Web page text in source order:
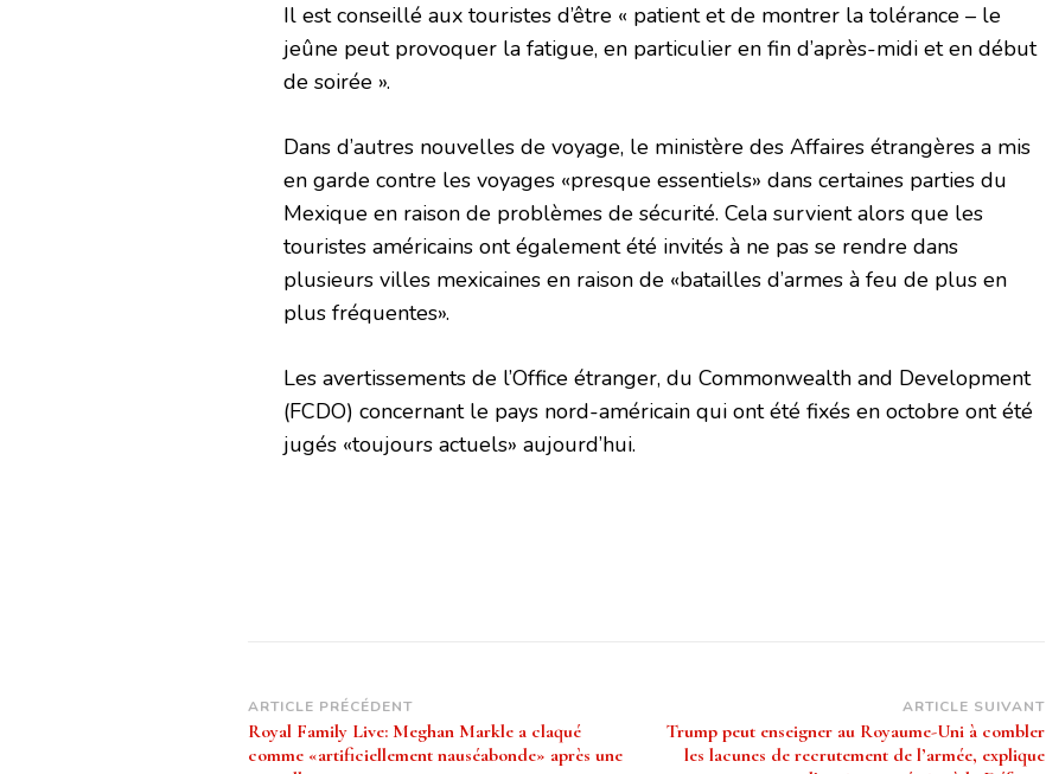
Il est conseillé aux touristes d’être « patient et de montrer la tolérance – le
jeûne peut provoquer la fatigue, en particulier en fin d’après-midi et en début
de soirée ».
Dans d’autres nouvelles de voyage, le ministère des Affaires étrangères a mis
en garde contre les voyages «presque essentiels» dans certaines parties du
Mexique en raison de problèmes de sécurité. Cela survient alors que les
touristes américains ont également été invités à ne pas se rendre dans
plusieurs villes mexicaines en raison de «batailles d’armes à feu de plus en
plus fréquentes».
Les avertissements de l’Office étranger, du Commonwealth and Development
(FCDO) concernant le pays nord-américain qui ont été fixés en octobre ont été
jugés «toujours actuels» aujourd’hui.
Navigation
d’article
ARTICLE PRÉCÉDENT
Royal Family Live: Meghan Markle a claqué
comme «artificiellement nauséabonde» après une
ARTICLE SUIVANT
Trump peut enseigner au Royaume-Uni à combler
les lacunes de recrutement de l’armée, explique